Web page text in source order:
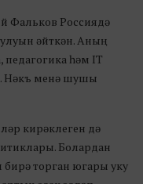
Фальков Россиядә
әйткән. Аның
педагогика һәм IT
Нәкъ менә шушы
кирәклеген дә
Болардан
торган югары уку